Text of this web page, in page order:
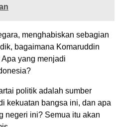
menghabiskan sebagian
bagaimana Komaruddin
yang menjadi
politik adalah sumber
kekuatan bangsa ini, dan apa
negeri ini? Semua itu akan